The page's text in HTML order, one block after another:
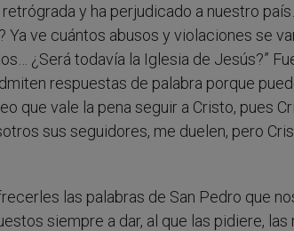
y ha perjudicado a nuestro
ve cuántos abusos y violaciones se
¿Será todavía la Iglesia de Jesús?”
respuestas de palabra porque
que vale la pena seguir a Cristo, pues
sus seguidores, me duelen, pero
las palabras de San Pedro que
siempre a dar, al que las pidiere, las